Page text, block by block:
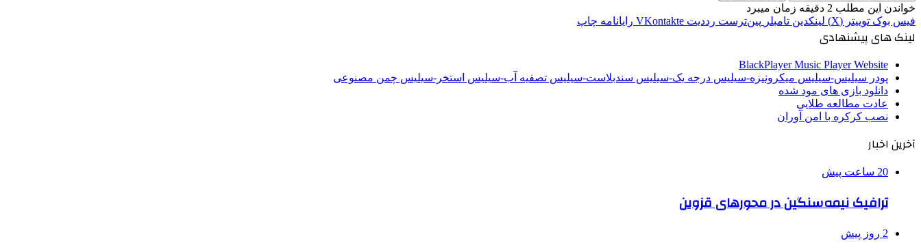
خواندن این مطلب 2 دقیقه زمان میبرد
فیس بوک توییتر (X) لینکدین ‫تامبلر ‫پین‌ترست ‫رددیت ‫VKontakte رایانامه چاپ
لینک های پیشنهادی
BlackPlayer Music Player Website
پودر سیلیس-سیلیس میکرونیزه-سیلیس درجه یک-سیلیس سندبلاست-سیلیس تصفیه آب-سیلیس استخر-سیلیس چمن مصنوعی
دانلود بازی های مود شده
عادت مطالعه طلایی
نصب کرکره با امن آوران
آخرین اخبار
20 ساعت پیش
ترافیک نیمه‌سنگین در محورهای قزوین
2 روز پیش